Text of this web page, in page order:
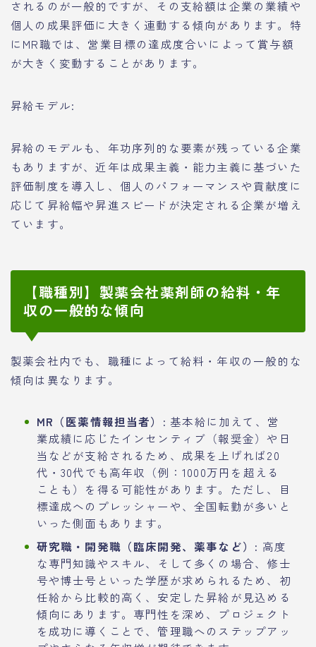
されるのが一般的ですが、その支給額は企業の業績や
個人の成果評価に大きく連動する傾向があります。特
にMR職では、営業目標の達成度合いによって賞与額
が大きく変動することがあります。
昇給モデル:
昇給のモデルも、年功序列的な要素が残っている企業
もありますが、近年は成果主義・能力主義に基づいた
評価制度を導入し、個人のパフォーマンスや貢献度に
応じて昇給幅や昇進スピードが決定される企業が増え
ています。
【職種別】製薬会社薬剤師の給料・年
収の一般的な傾向
製薬会社内でも、職種によって給料・年収の一般的な
傾向は異なります。
MR（医薬情報担当者）: 基本給に加えて、営
業成績に応じたインセンティブ（報奨金）や日
当などが支給されるため、成果を上げれば20
代・30代でも高年収（例：1000万円を超える
ことも）を得る可能性があります。ただし、目
標達成へのプレッシャーや、全国転勤が多いと
いった側面もあります。
研究職・開発職（臨床開発、薬事など）: 高度
な専門知識やスキル、そして多くの場合、修士
号や博士号といった学歴が求められるため、初
任給から比較的高く、安定した昇給が見込める
傾向にあります。専門性を深め、プロジェクト
を成功に導くことで、管理職へのステップアッ